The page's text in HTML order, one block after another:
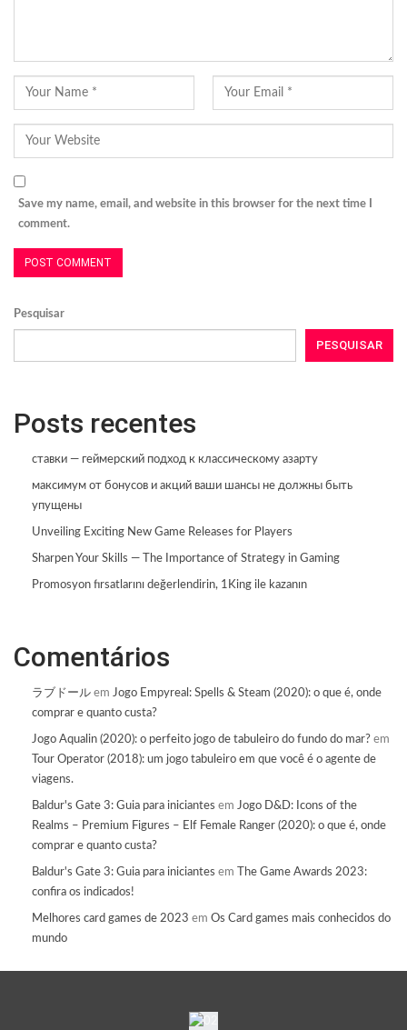
Save my name, email, and website in this browser for the next time I
comment.
Pesquisar
PESQUISAR
Posts recentes
ставки — геймерский подход к классическому азарту
максимум от бонусов и акций ваши шансы не должны быть
упущены
Unveiling Exciting New Game Releases for Players
Sharpen Your Skills — The Importance of Strategy in Gaming
Promosyon fırsatlarını değerlendirin, 1King ile kazanın
Comentários
ラブドール em Jogo Empyreal: Spells & Steam (2020): o que é, onde
comprar e quanto custa?
Jogo Aqualin (2020): o perfeito jogo de tabuleiro do fundo do mar? em
Tour Operator (2018): um jogo tabuleiro em que você é o agente de
viagens.
Baldur's Gate 3: Guia para iniciantes em Jogo D&D: Icons of the
Realms – Premium Figures – Elf Female Ranger (2020): o que é, onde
comprar e quanto custa?
Baldur's Gate 3: Guia para iniciantes em
The Game Awards 2023:
confira os indicados!
Melhores card games de 2023 em Os Card games mais conhecidos do
mundo